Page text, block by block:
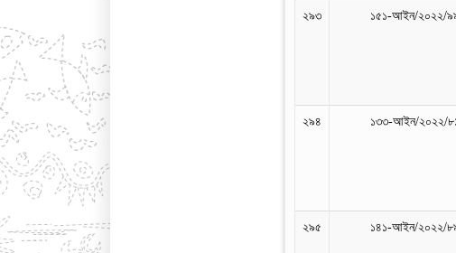
২৯৩ ১৫১-আইন/২০২২/
২৯৪ ১৩৩-আইন/২০২২/
২৯৫ ১৪১-আইন/২০২২/